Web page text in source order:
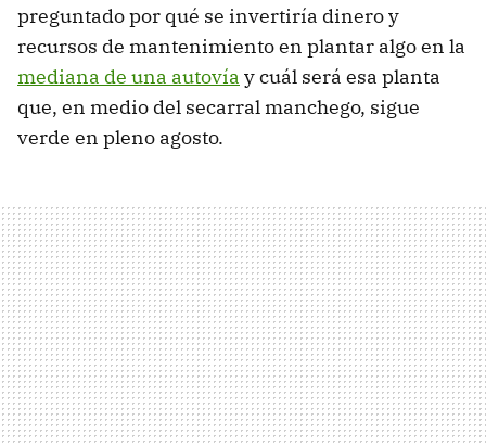
preguntado por qué se invertiría dinero y
recursos de mantenimiento en plantar algo en la
mediana de una autovía y cuál será esa planta
que, en medio del secarral manchego, sigue
verde en pleno agosto.